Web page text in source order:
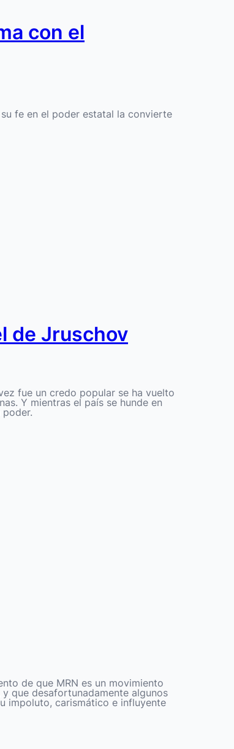
con el
fe en el poder estatal la convierte
de Jruschov
fue un credo popular se ha vuelto
Y mientras el país se hunde en
de que MRN es un movimiento
que desafortunadamente algunos
impoluto, carismático e influyente